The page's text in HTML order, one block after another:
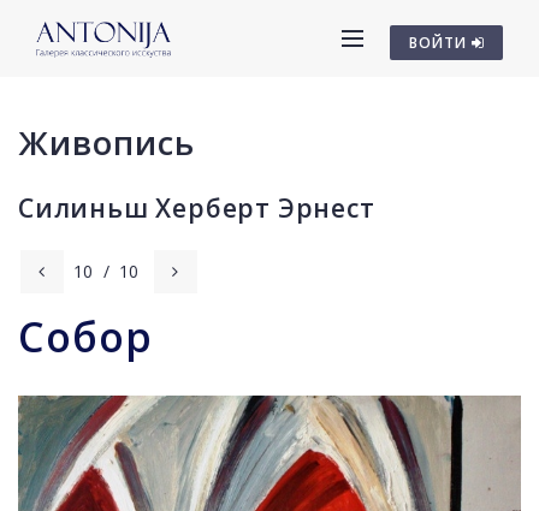
ВОЙТИ
Живопись
Силиньш Херберт Эрнест
10 / 10
Собор